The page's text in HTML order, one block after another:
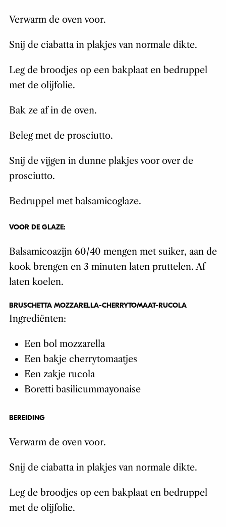
Verwarm de oven voor.
Snij de ciabatta in plakjes van normale dikte.
Leg de broodjes op een bakplaat en bedruppel
met de olijfolie.
Bak ze af in de oven.
Beleg met de prosciutto.
Snij de vijgen in dunne plakjes voor over de
prosciutto.
Bedruppel met balsamicoglaze.
VOOR DE GLAZE:
Balsamicoazijn 60/40 mengen met suiker, aan de
kook brengen en 3 minuten laten pruttelen. Af
laten koelen.
BRUSCHETTA MOZZARELLA-CHERRYTOMAAT-RUCOLA
Ingrediënten:
Een bol mozzarella
Een bakje cherrytomaatjes
Een zakje rucola
Boretti basilicummayonaise
BEREIDING
Verwarm de oven voor.
Snij de ciabatta in plakjes van normale dikte.
Leg de broodjes op een bakplaat en bedruppel
met de olijfolie.